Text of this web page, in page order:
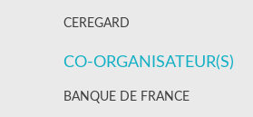
CEREGARD
CO-ORGANISATEUR(S)
BANQUE DE FRANCE